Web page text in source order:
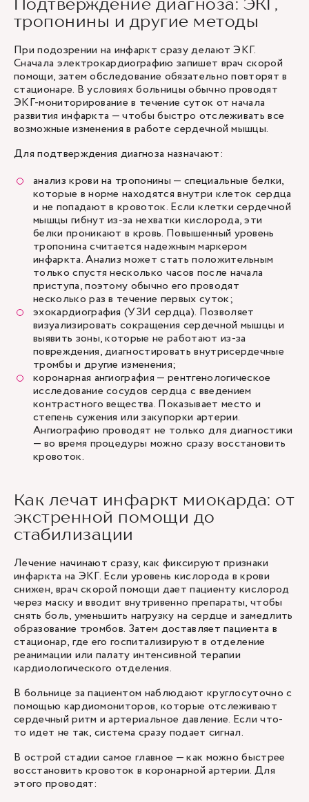
тропонины и другие методы
При подозрении на инфаркт сразу делают ЭКГ.
Сначала электрокардиографию запишет врач скорой
помощи, затем обследование обязательно повторят в
стационаре. В условиях больницы обычно проводят
ЭКГ-мониторирование в течение суток от начала
развития инфаркта — чтобы быстро отслеживать все
возможные изменения в работе сердечной мышцы.
Для подтверждения диагноза назначают:
анализ крови на тропонины — специальные белки,
которые в норме находятся внутри клеток сердца
и не попадают в кровоток. Если клетки сердечной
мышцы гибнут из-за нехватки кислорода, эти
белки проникают в кровь. Повышенный уровень
тропонина считается надежным маркером
инфаркта. Анализ может стать положительным
только спустя несколько часов после начала
приступа, поэтому обычно его проводят
несколько раз в течение первых суток;
эхокардиография (УЗИ сердца). Позволяет
визуализировать сокращения сердечной мышцы и
выявить зоны, которые не работают из-за
повреждения, диагностировать внутрисердечные
тромбы и другие изменения;
коронарная ангиография — рентгенологическое
исследование сосудов сердца с введением
контрастного вещества. Показывает место и
степень сужения или закупорки артерии.
Ангиографию проводят не только для диагностики
— во время процедуры можно сразу восстановить
кровоток.
Как лечат инфаркт миокарда: от
экстренной помощи до
стабилизации
Лечение начинают сразу, как фиксируют признаки
инфаркта на ЭКГ. Если уровень кислорода в крови
снижен, врач скорой помощи дает пациенту кислород
через маску и вводит внутривенно препараты, чтобы
снять боль, уменьшить нагрузку на сердце и замедлить
образование тромбов. Затем доставляет пациента в
стационар, где его госпитализируют в отделение
реанимации или палату интенсивной терапии
кардиологического отделения.
В больнице за пациентом наблюдают круглосуточно с
помощью кардиомониторов, которые отслеживают
сердечный ритм и артериальное давление. Если что-
то идет не так, система сразу подает сигнал.
В острой стадии самое главное — как можно быстрее
восстановить кровоток в коронарной артерии. Для
этого проводят: